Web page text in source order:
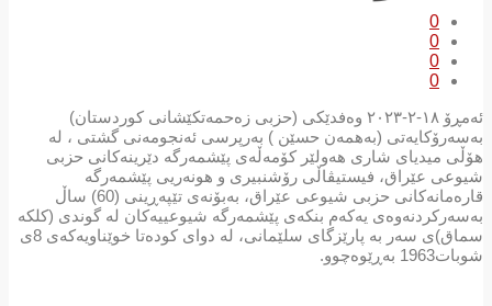
0
0
0
0
ئەمڕۆ ١٨-٢-٢٠٢٣ وەفدێکی (حزبی زەحمەتکێشانی کوردستان)
بەسەرۆکایەتی (بەهمەن حسێن ) بەرپرسی ئەنجومەنی گشتی ، لە
هۆڵی میدیای شاری هەولێر كۆمەڵەی پێشمەرگە دێرینەكانی حزبی
شیوعی عێراق، فیستيڤاڵی رۆشنبیری و هونەریی پێشمەرگە
قارەمانەكانی حزبی شیوعی عێراق، بەبۆنەی تێپەڕینی (60) ساڵ
بەسەركردنەوەی یەكەم بنكەی پێشمەرگە شیوعییەكان لە گوندی (كلكە
سماق)ی سەر بە پارێزگای سلێمانی، لە دوای كودەتا خوێناویەكەی 8ی
شوبات1963 بەڕێوەچوو.